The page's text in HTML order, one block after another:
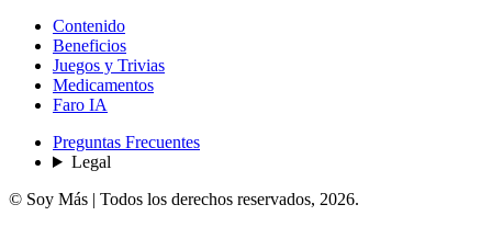
Contenido
Beneficios
Juegos y Trivias
Medicamentos
Faro IA
Preguntas Frecuentes
Legal
© Soy Más | Todos los derechos reservados, 2026.